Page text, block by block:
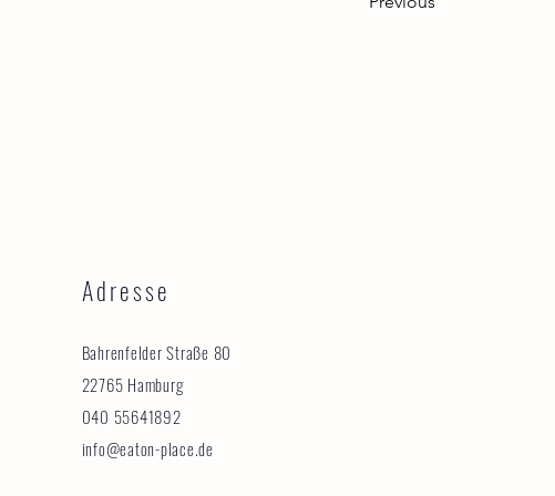
Adresse
Bahrenfelder Straße 80
22765 Hamburg
040 55641892
info@eaton-place.de